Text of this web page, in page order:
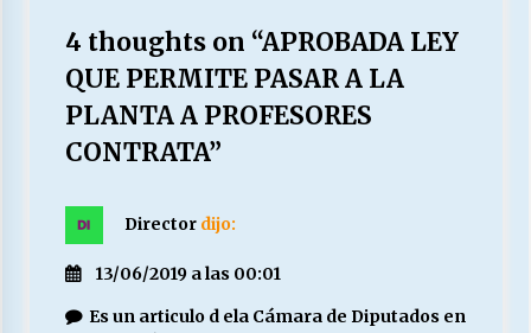
4 thoughts on “APROBADA LEY
QUE PERMITE PASAR A LA
PLANTA A PROFESORES
CONTRATA”
Director dijo:
13/06/2019 a las 00:01
Es un articulo d ela Cámara de Diputados en